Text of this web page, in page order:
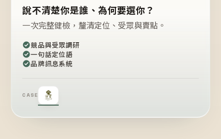
說不清楚你是誰、為何要選你？
一次完整健檢，釐清定位、受眾與賣點。
競品與受眾調研
一句話定位語
品牌訊息系統
CASE